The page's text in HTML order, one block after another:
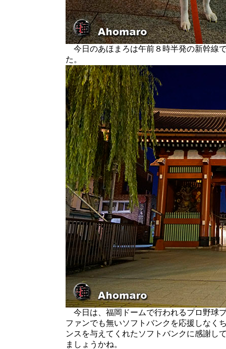
今日のあほまろは午前８時半発の新幹線
た。
今日は、福岡ドームで行われるプロ野球
ファンでも無いソフトバンクを応援しなく
ンスを与えてくれたソフトバンクに感謝し
ましょうかね。